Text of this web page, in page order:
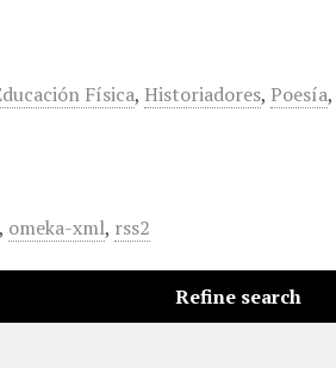
Física, Historiadores, Poesía,
, omeka-xml, rss2
Refine search